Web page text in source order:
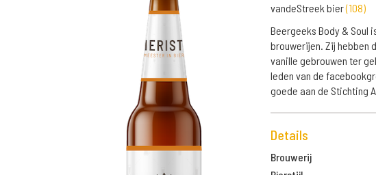
vandeStreek bier(108)
Beergeeks Body & Soul
brouwerijen. Zij hebben
vanille gebrouwen ter
leden van de
goede aan de Stichting
Details
Brouwerij